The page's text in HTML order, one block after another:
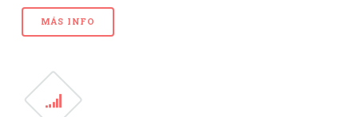
MÁS INFO